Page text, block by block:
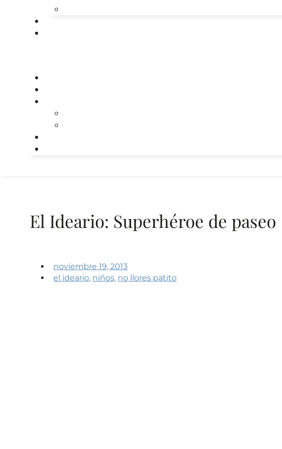
El Ideario: Superhéroe de paseo
noviembre 19, 2013
el ideario, niños, no llores patito